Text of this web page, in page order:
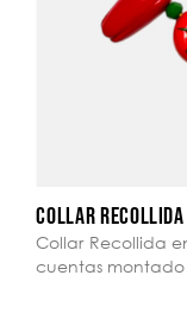
COLLAR RECOLLIDA
Collar Recollida
cuentas